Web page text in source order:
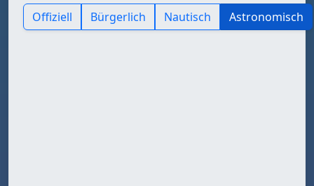
Offiziell Bürgerlich Nautisch Astronomisch